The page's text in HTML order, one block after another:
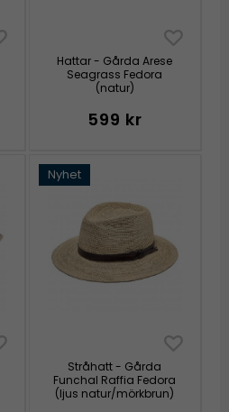
Hattar - Gårda Arese
Seagrass Fedora
(natur)
599 kr
Nyhet
Stråhatt - Gårda
Funchal Raffia Fedora
(ljus natur/mörkbrun)